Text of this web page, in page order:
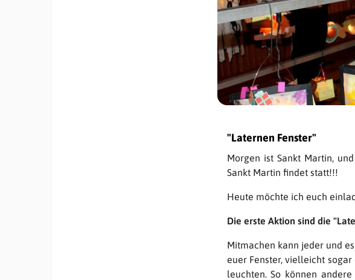
"Laternen Fenster"
Morgen ist Sankt Martin,
Sankt Martin findet statt!!!
Heute möchte ich euch
Die erste Aktion sind die
Mitmachen kann jeder und
euer Fenster, vielleicht
leuchten. So können